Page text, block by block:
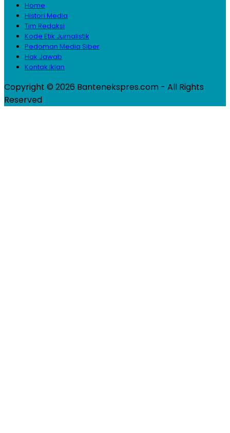
Home
Histori Media
Tim Redaksi
Kode Etik Jurnalistik
Pedoman Media Siber
Hak Jawab
Kontak Iklan
Copyright © 2026 Bantenekspres.com - All Rights
Reserved